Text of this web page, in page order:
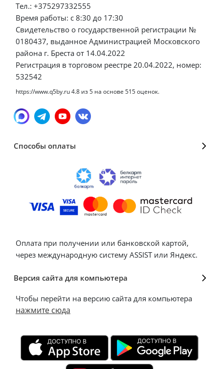
Тел.: +375297332555
Время работы: с 8:30 до 17:30
Свидетельство о государственной регистрации №
0180437, выданное Администрацией Московского
района г. Бреста от 14.04.2022
Регистрация в торговом реестре 20.04.2022, номер:
532542
https://www.q5by.ru4.8 из5 на основе 515оценок.
Способы оплаты
Оплата при получении или банковской картой,
через международную систему ASSIST или Яндекс.
Версия сайта для компьютера
Чтобы перейти на версию сайта для компьютера
нажмите сюда